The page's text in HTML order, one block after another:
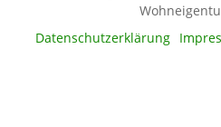
Datenschutzerklärung